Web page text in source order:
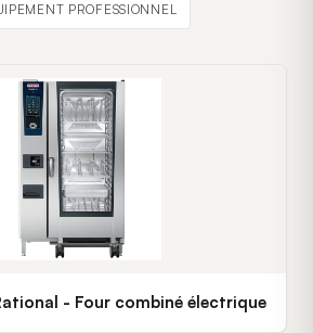
PROFESSIONNEL
- Four combiné électrique